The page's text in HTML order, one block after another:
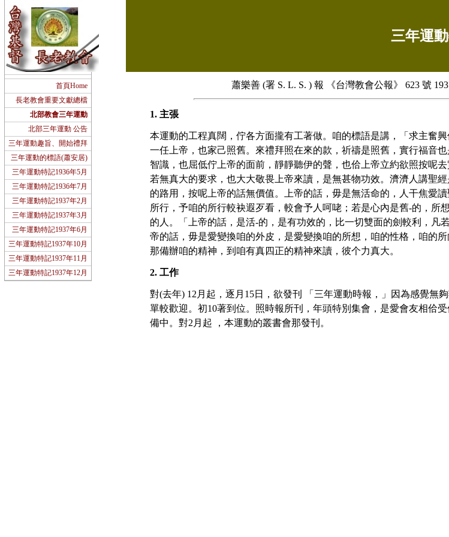
首頁Home
長老教會重要文獻總檔
北部教會三年運動
北部三年運動 公告
三年運動趣旨、開始禮拜
三年運動的標語(蕭安居)
三年運動特記1936年5月
三年運動特記1936年7月
三年運動特記1937年2月
三年運動特記1937年3月
三年運動特記1937年6月
三年運動特記1937年10月
三年運動特記1937年11月
三年運動特記1937年12月
三年運
蕭樂善 (署 S. L. S. ) 報 《台灣教會公報》 623 號
1. 主張
本運動的工程真闊，佇各方面攏有工著做。咱的標語是講，「求主奮
一任上帝，也家己照舊。來禮拜照在來的款，祈禱是照舊，實行福音
智識，也屈低佇上帝的面前，靜靜聽伊的聲，也佮上帝立約欲照按呢
若無真大的要求，也大大敬畏上帝來讀，是無甚物功效。濟濟人講聖
的路用，按呢上帝的話無價值。上帝的話，毋是無活命的，人干焦愛
所行，予咱的所行較袂遐歹看，較會予人呵咾；若是心內是舊-的，
的人。「上帝的話，是活-的，是有功效的，比一切雙面的劍較利，
帝的話，毋是愛變換咱的外皮，是愛變換咱的所想，咱的性格，咱的
那備辦咱的精神，到咱有真四正的精神來讀，彼个力真大。
2. 工作
對(去年) 12月起，逐月15日，欲發刊 「三年運動時報，」因為感覺無
單較歡迎。初10著到位。照時報所刊，年頭特別集會，是愛會友相佮
備中。對2月起 ，本運動的叢書會那發刊。